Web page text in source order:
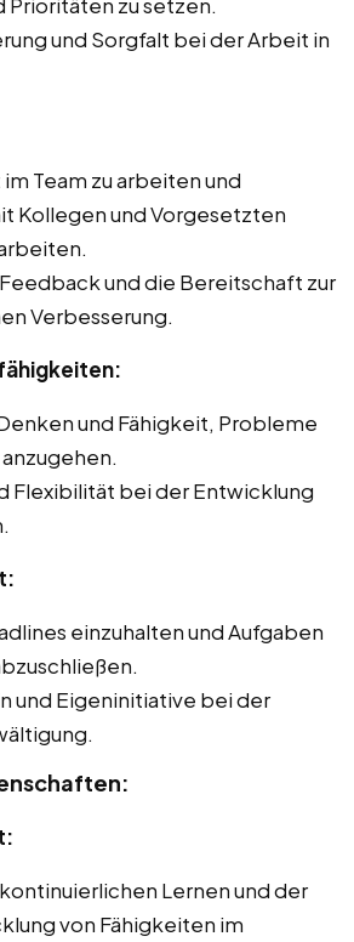
und Sorgfalt bei der Arbeit in
Team zu arbeiten und
Kollegen und Vorgesetzten
und die Bereitschaft zur
Verbesserung.
und Fähigkeit, Probleme
Flexibilität bei der Entwicklung
einzuhalten und Aufgaben
und Eigeninitiative bei der
Lernen und der
von Fähigkeiten im